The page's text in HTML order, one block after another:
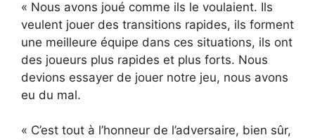
« Nous avons joué comme ils le voulaient. Ils
veulent jouer des transitions rapides, ils forment
une meilleure équipe dans ces situations, ils ont
des joueurs plus rapides et plus forts. Nous
devions essayer de jouer notre jeu, nous avons
eu du mal.
« C’est tout à l’honneur de l’adversaire, bien sûr,